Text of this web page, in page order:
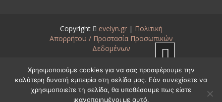
Copyright evelyn.gr| Πολιτική
Απορρήτου / Προστασία Προσωπικών
Δεδομένων
Created bywww.aneveno.com
Ελληνικά English(Αγγλικά
Χρησιμοποιούμε cookies για να σας προσφέρουμε την
καλύτερη δυνατή εμπειρία στη σελίδα μας. Εάν συνεχίσετε να
χρησιμοποιείτε τη σελίδα, θα υποθέσουμε πως είστε
ικανοποιημένοι με αυτό.